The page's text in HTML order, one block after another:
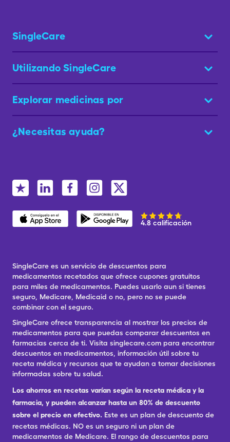
SingleCare
Utilizando SingleCare
Explorar medicinas por
¿Necesitas ayuda?
4.8 calificación
SingleCare es un servicio de descuentos para
medicamentos recetados que ofrece cupones gratuitos
para miles de medicamentos. Puedes usarlo aun si tienes
seguro, Medicare, Medicaid o no, pero no se puede
combinar con el seguro.
SingleCare ofrece transparencia al mostrar los precios de
medicamentos para que puedas comparar descuentos en
farmacias cerca de ti. Visita singlecare.com para encontrar
descuentos en medicamentos, información útil sobre tu
receta médica y recursos que te ayudan a tomar decisiones
informadas sobre tu salud.
Los ahorros en recetas varían según la receta médica y la
farmacia, y pueden alcanzar hasta un 80% de descuento
sobre el precio en efectivo. Este es un plan de descuento de
recetas médicas. NO es un seguro ni un plan de
medicamentos de Medicare. El rango de descuentos para